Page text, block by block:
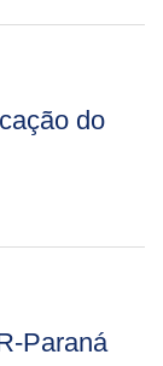
do
Paraná